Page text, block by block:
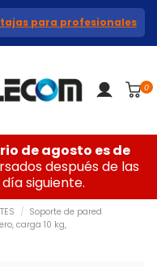
para profesionales
0
de agosto es de
después de las
siguiente.
Soporte de pared
carga 10 kg,